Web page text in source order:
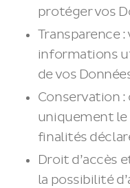
protéger vos
Transparence
informations
de vos
Conservation :
uniquement le
finalités
Droit d’accès
la possibilité